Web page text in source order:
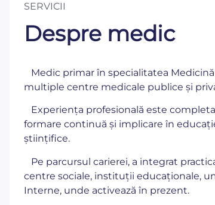
SERVICII
Despre medic
Medic primar în specialitatea
multiple centre medicale publice și
Experiența profesională este
formare continuă și implicare în
științifice.
Pe parcursul carierei, a integrat
centre sociale, instituții educaționale,
Interne, unde activează în prezent.